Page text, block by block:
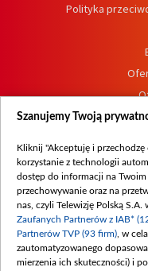
Polityka
Procedura
Szanujemy Twoją
Kliknij "Akceptuję i przechodzę
korzystanie z technologii
dostęp do informacji na
przechowywanie oraz na
nas, czyli Telewizję Polską S.A.
Zaufanych Partnerów z IAB*
Partnerów TVP (93 firm) , w
zautomatyzowanego
mierzenia ich skuteczności) i